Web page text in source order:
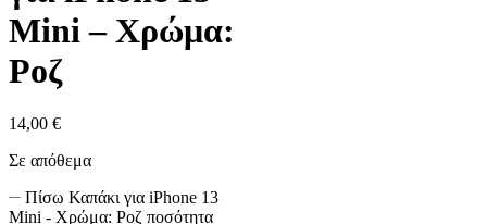
Mini – Χρώμα:
Ροζ
14,00 €
Σε απόθεμα
Πίσω Καπάκι για iPhone 13
Mini - Χρώμα: Ροζ ποσότητα